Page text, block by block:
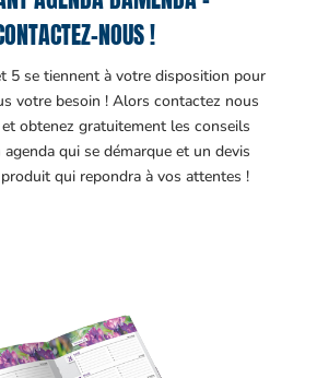
NOUS !
5 se tiennent à votre disposition pour
votre besoin ! Alors contactez nous
et obtenez gratuitement les conseils
qui se démarque et un devis
qui repondra à vos attentes !